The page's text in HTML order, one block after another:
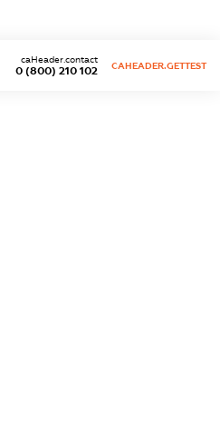
0 (800) 210 102
caHeader.contact
CAHEADER.GETTEST